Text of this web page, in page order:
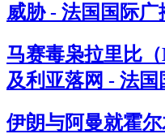
威胁 - 法国国际广
马赛毒枭拉里比
及利亚落网 - 法
伊朗与阿曼就霍